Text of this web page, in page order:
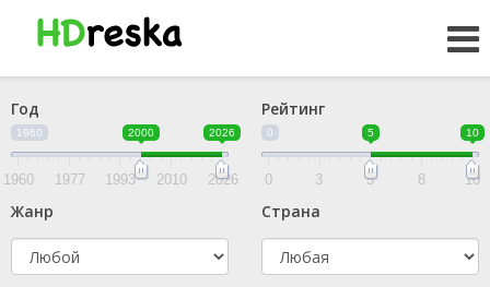
Год
1960 2000 2026
1960 1977 1993 2010 2026
Рейтинг
0 5 10
0 3 5 8 10
Жанр Страна